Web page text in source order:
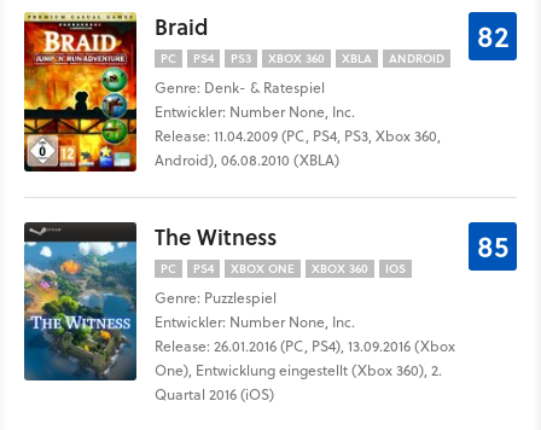
Braid
PC PS4 PS3 XBOX 360 XBLA ANDROID
Genre: Denk- & Ratespiel
Entwickler: Number None, Inc.
Release: 11.04.2009 (PC, PS4, PS3, Xbox 360,
Android), 06.08.2010 (XBLA)
82
The Witness
PC PS4 XBOX ONE XBOX 360 IOS
Genre: Puzzlespiel
Entwickler: Number None, Inc.
Release: 26.01.2016 (PC, PS4), 13.09.2016 (Xbox
One), Entwicklung eingestellt (Xbox 360), 2.
Quartal 2016 (iOS)
85